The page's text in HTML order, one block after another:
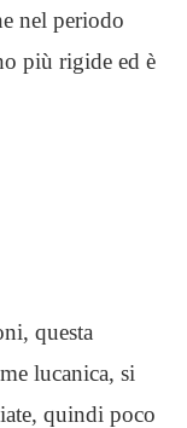
nel periodo
più rigide ed è
questa
lucanica, si
quindi poco